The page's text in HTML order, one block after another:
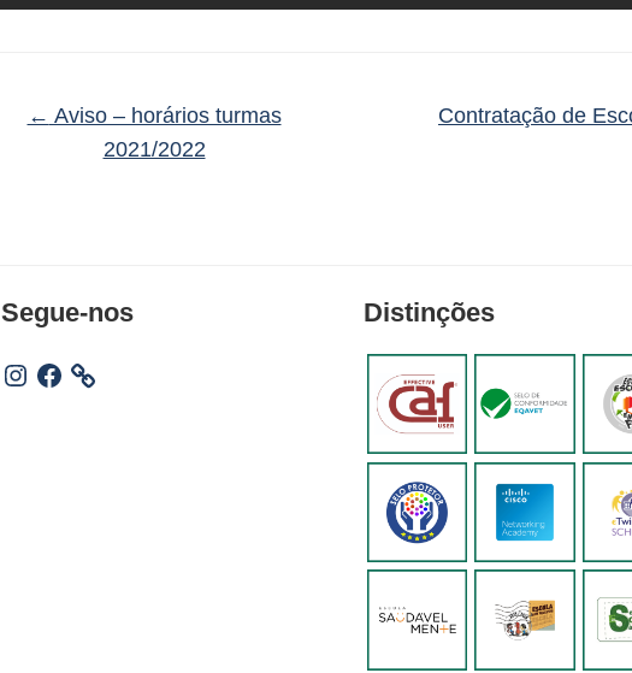
← Aviso – horários turmas
2021/2022
Contratação de
Segue-nos
Instagram
Facebook
Distinções